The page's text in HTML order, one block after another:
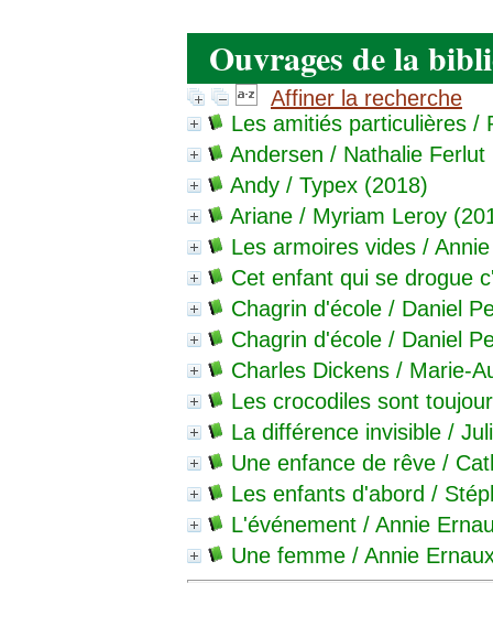
Ouvrages de la
Affiner la recherche
Les amitiés particulières /
Andersen / Nathalie Ferlut
Andy / Typex (2018)
Ariane / Myriam Leroy
Les armoires vides /
Cet enfant qui se drogue
Chagrin d'école / Daniel
Chagrin d'école / Daniel
Charles Dickens / Marie-
Les crocodiles sont
La différence invisible /
Une enfance de rêve /
Les enfants d'abord /
L'événement / Annie
Une femme / Annie